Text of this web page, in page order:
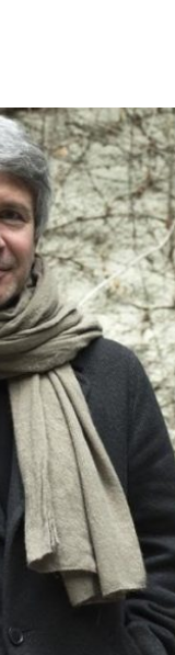
Libros usados
Literatura
Medioambiente
Narrativas visuales
Pensamiento
Pensamiento
Personaje
Personajes
Política